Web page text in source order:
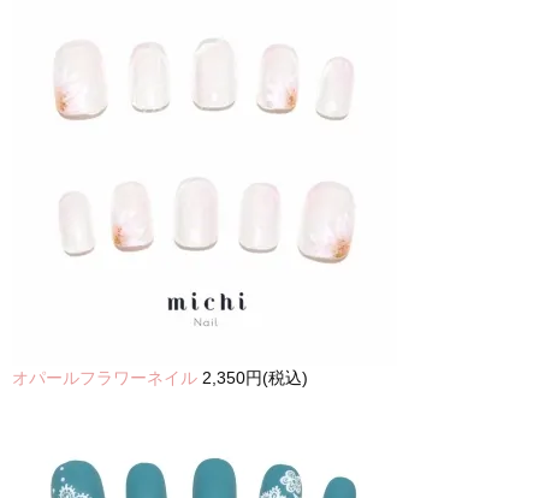
オパールフラワーネイル 2,350円(税込)